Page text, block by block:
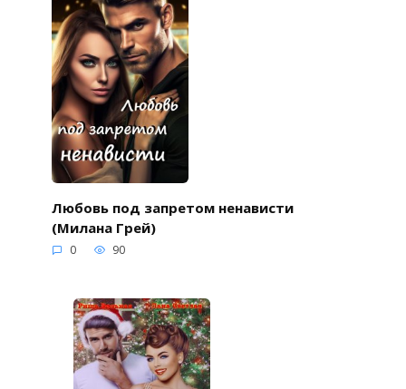
Любовь под запретом ненависти
(Милана Грей)
0 90